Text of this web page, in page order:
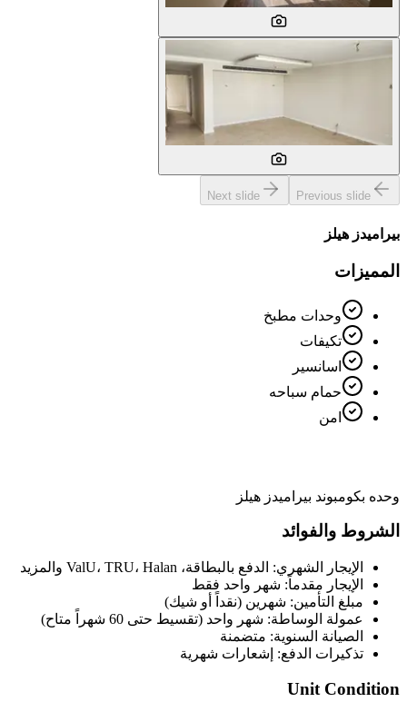
Previous slide
Next slide
بيراميدز هيلز
المميزات
وحدات مطبخ
تكيفات
اسانسير
حمام سباحه
امن
وحده بكومبوند بيراميدز هيلز
الشروط والفوائد
الإيجار الشهري: الدفع بالبطاقة، ValU، TRU، Halan والمزيد
الإيجار مقدماً: شهر واحد فقط
مبلغ التأمين: شهرين (نقداً أو شيك)
عمولة الوساطة: شهر واحد (تقسيط حتى 60 شهراً متاح)
الصيانة السنوية: متضمنة
تذكيرات الدفع: إشعارات شهرية
Unit Condition